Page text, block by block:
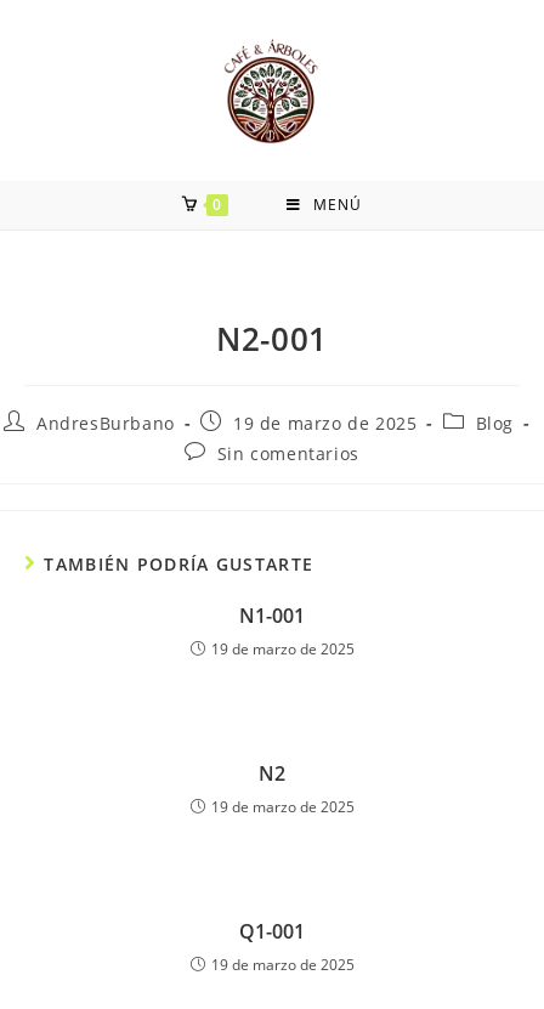
0 MENÚ
N2-001
AndresBurbano 19 de marzo de 2025
Blog
Sin comentarios
TAMBIÉN PODRÍA GUSTARTE
N1-001
19 de marzo de 2025
N2
19 de marzo de 2025
Q1-001
19 de marzo de 2025